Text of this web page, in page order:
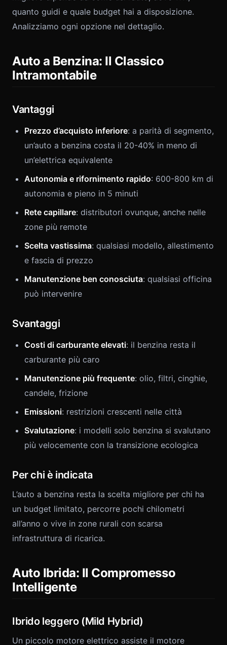
quanto guidi e quale budget hai a disposizione.
Analizziamo ogni opzione nel dettaglio.
Auto a Benzina: Il Classico
Intramontabile
Vantaggi
Prezzo d’acquisto inferiore: a parità di segmento,
un’auto a benzina costa il 20-40% in meno di
un’elettrica equivalente
Autonomia e rifornimento rapido: 600-800 km di
autonomia e pieno in 5 minuti
Rete capillare: distributori ovunque, anche nelle
zone più remote
Scelta vastissima: qualsiasi modello, allestimento
e fascia di prezzo
Manutenzione ben conosciuta: qualsiasi officina
può intervenire
Svantaggi
Costi di carburante elevati: il benzina resta il
carburante più caro
Manutenzione più frequente: olio, filtri, cinghie,
candele, frizione
Emissioni: restrizioni crescenti nelle città
Svalutazione: i modelli solo benzina si svalutano
più velocemente con la transizione ecologica
Per chi è indicata
L’auto a benzina resta la scelta migliore per chi ha
un budget limitato, percorre pochi chilometri
all’anno o vive in zone rurali con scarsa
infrastruttura di ricarica.
Auto Ibrida: Il Compromesso
Intelligente
Ibrido leggero (Mild Hybrid)
Un piccolo motore elettrico assiste il motore